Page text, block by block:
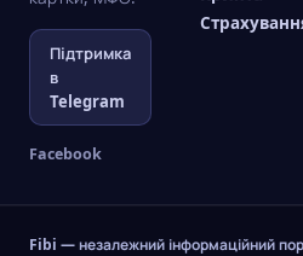
Підтримка
в
Telegram
Facebook
Fibi — незалежний інформаційний